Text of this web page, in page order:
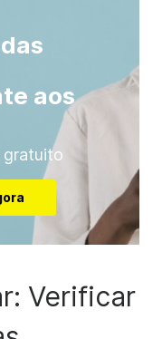
aos
gratuito
Verificar